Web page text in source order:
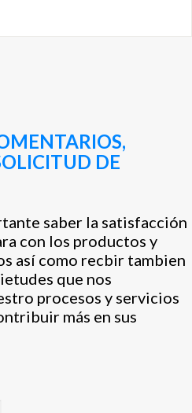
DE
saber la satisfacción
con los productos y
así como recbir tambien
que nos
procesos y servicios
más en sus